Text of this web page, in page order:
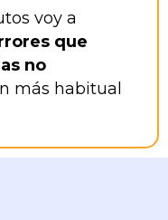
voy a
que
no
más habitual